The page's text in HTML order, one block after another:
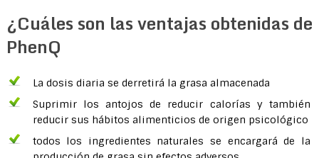
¿Cuáles son las ventajas obtenidas de
PhenQ
La dosis diaria se derretirá la grasa almacenada
Suprimir los antojos de reducir calorías y también
reducir sus hábitos alimenticios de origen psicológico
todos los ingredientes naturales se encargará de la